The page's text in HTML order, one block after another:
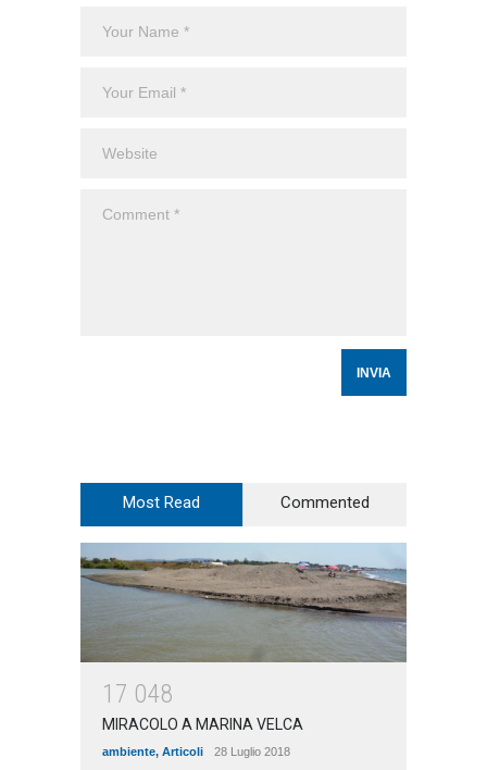
Most Read Commented
1 7 048
MIRACOLO A MARINA VELCA
ambiente, Articoli 28 Luglio 2018